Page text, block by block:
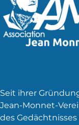
Seit ihrer
Jean-Monnet-
des